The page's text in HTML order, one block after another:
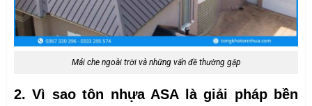
Mái che ngoài trời và những vấn đề thường gặp
2. Vì sao tôn nhựa ASA là giải pháp bền